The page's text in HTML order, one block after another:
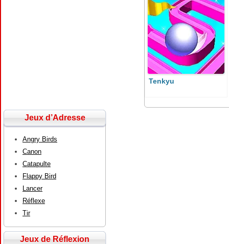
Tenkyu
Jeux d’Adresse
Angry Birds
Canon
Catapulte
Flappy Bird
Lancer
Réflexe
Tir
Jeux de Réflexion